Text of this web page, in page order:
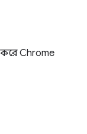
করে Chrome